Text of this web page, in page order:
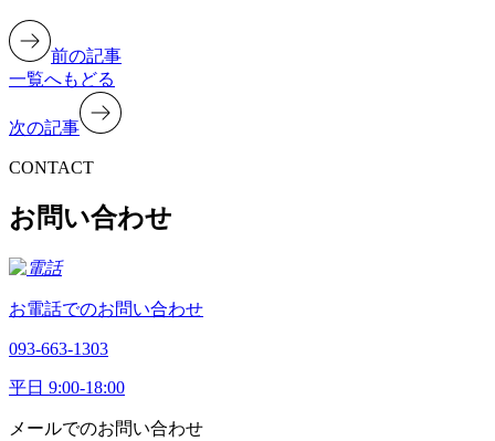
前の記事
一覧へもどる
次の記事
CONTACT
お問い合わせ
お電話でのお問い合わせ
093-663-1303
平日 9:00-18:00
メールでのお問い合わせ